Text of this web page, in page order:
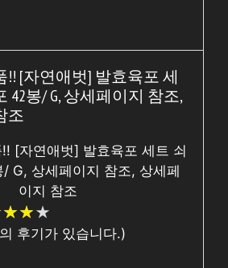
!! [자연애벗] 발효육포 세
42봉/ G, 상세페이지 참조,
조
★★★
★★★
후기가 있습니다.)